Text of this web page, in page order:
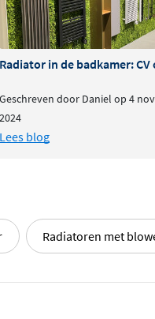
de radiator bij een
naar anti-
verlaagt
verschuifbaar voor
het nodig?
Radiator in de badkamer:
Geschreven door Daniel op 4
2024
Lees blog
Radiatoren met